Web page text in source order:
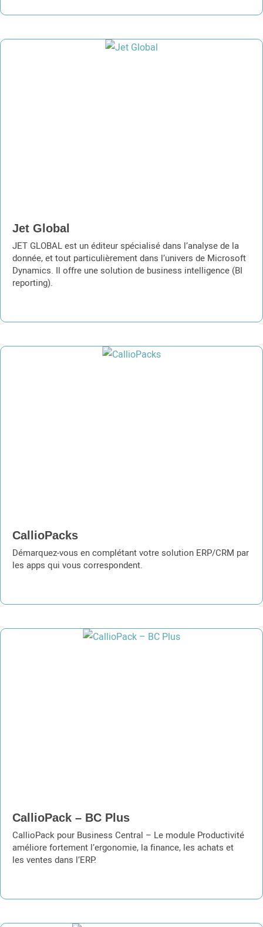
Jet Global
JET GLOBAL est un éditeur spécialisé dans l’analyse de la
donnée, et tout particulièrement dans l’univers de Microsoft
Dynamics. Il offre une solution de business intelligence (BI
reporting).
CallioPacks
Démarquez-vous en complétant votre solution ERP/CRM par
les apps qui vous correspondent.
CallioPack – BC Plus
CallioPack pour Business Central – Le module Productivité
améliore fortement l’ergonomie, la finance, les achats et
les ventes dans l’ERP.